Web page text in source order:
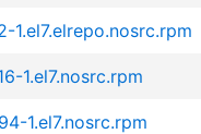
1.el7.elrepo.nosrc.rpm
1.el7.nosrc.rpm
1.el7.nosrc.rpm